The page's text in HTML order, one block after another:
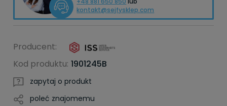
kontakt@sejfysklep.com
Producent:
Kod produktu: 1901245B
zapytaj o produkt
poleć znajomemu